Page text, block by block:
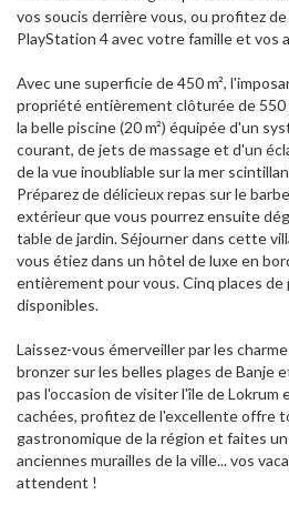
vos soucis derrière vous, ou profitez
PlayStation 4 avec votre famille et vos
Avec une superficie de 450 m²,
propriété entièrement clôturée de 550
la belle piscine (20 m²) équipée d'un
courant, de jets de massage et d'un
de la vue inoubliable sur la mer
Préparez de délicieux repas sur le
extérieur que vous pourrez ensuite
table de jardin. Séjourner dans cette
vous étiez dans un hôtel de luxe en
entièrement pour vous. Cinq places
disponibles.
Laissez-vous émerveiller par les
bronzer sur les belles plages de Banje
pas l'occasion de visiter l'île de Lokrum
cachées, profitez de l'excellente offre
gastronomique de la région et faites
anciennes murailles de la ville... vos
attendent !